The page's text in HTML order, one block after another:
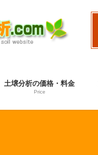
土壌分析の価格・料金
Price